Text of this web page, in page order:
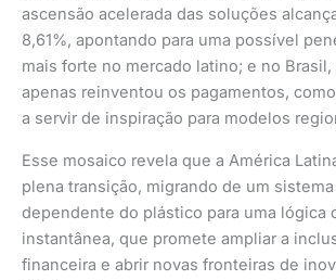
ascensão acelerada das soluções
8,61%, apontando para uma possível
mais forte no mercado latino; e no Brasil,
apenas reinventou os pagamentos,
a servir de inspiração para modelos
Esse mosaico revela que a América
plena transição, migrando de um sistema
dependente do plástico para uma lógica
instantânea, que promete ampliar a
financeira e abrir novas fronteiras de